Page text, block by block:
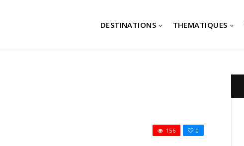
DESTINATIONS THEMATIQUES
0
156